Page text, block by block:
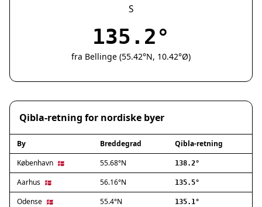
Næstved
Viborg
Køge
Holstebro
Taastrup
Sønderborg
Holbæk
Svendborg
Hjørring
Frederikshavn
Nørresundby
S
135.2°
fra Bellinge (55.42°N, 10.42°Ø)
Qibla-retning for nordiske byer
By Breddegrad
Qibla-retning
København 🇩🇰 55.68°N 138.2°
Aarhus 🇩🇰 56.16°N 135.5°
Odense 🇩🇰 55.4°N 135.1°